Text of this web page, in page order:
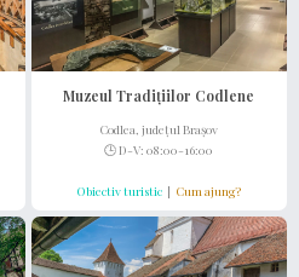
Muzeul Tradițiilor Codlene
Codlea, județul Brașov
🕒 D-V: 08:00-16:00
Obiectiv turistic | Cum ajung?